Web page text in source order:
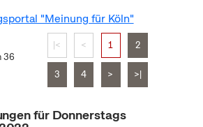
"Meinung für Köln"
36
|< < 1 2
3 4 > >|
für Donnerstags